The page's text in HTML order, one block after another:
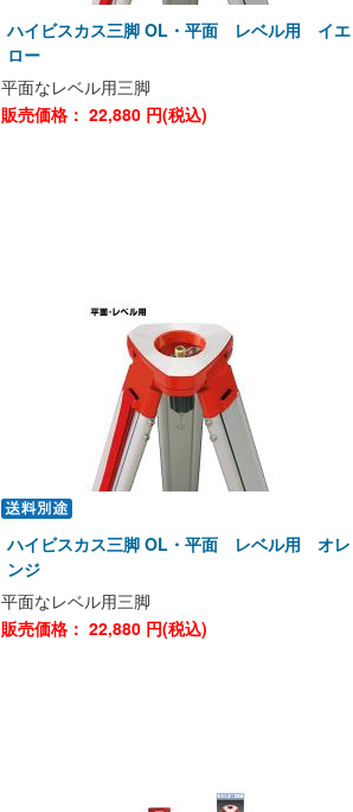
ハイビスカス三脚 OL・平面 レベル用 イエ
ロー
平面なレベル用三脚
販売価格： 22,880 円(税込)
ハイビスカス三脚 OL・平面 レベル用 オレ
ンジ
平面なレベル用三脚
販売価格： 22,880 円(税込)